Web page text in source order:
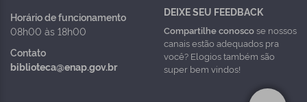
Horário de funcionamento
08h00 às 18h00
Contato
biblioteca@enap.gov.br
DEIXE SEU FEEDBACK
Compartilhe conoscose nossos
canais estão adequados pra
você? Elogios também são
super bem vindos!